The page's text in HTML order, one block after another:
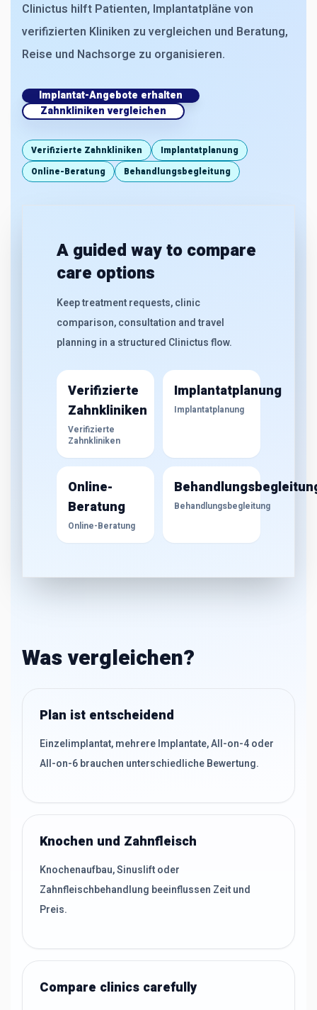
Clinictus hilft Patienten, Implantatpläne von
verifizierten Kliniken zu vergleichen und Beratung,
Reise und Nachsorge zu organisieren.
Implantat-Angebote erhalten
Zahnkliniken vergleichen
Verifizierte Zahnkliniken
Implantatplanung
Online-Beratung
Behandlungsbegleitung
A guided way to compare
care options
Keep treatment requests, clinic
comparison, consultation and travel
planning in a structured Clinictus flow.
Verifizierte
Zahnkliniken
Verifizierte
Zahnkliniken
Implantatplanung
Implantatplanung
Online-
Beratung
Online-Beratung
Behandlungsbegleitung
Was vergleichen?
Plan ist entscheidend
Einzelimplantat, mehrere Implantate, All-on-4 oder
All-on-6 brauchen unterschiedliche Bewertung.
Knochen und Zahnfleisch
Knochenaufbau, Sinuslift oder
Zahnfleischbehandlung beeinflussen Zeit und
Preis.
Compare clinics carefully